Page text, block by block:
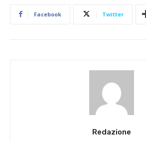
Facebook Twitter
Redazione